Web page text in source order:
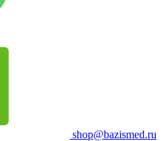
shop@bazismed.ru